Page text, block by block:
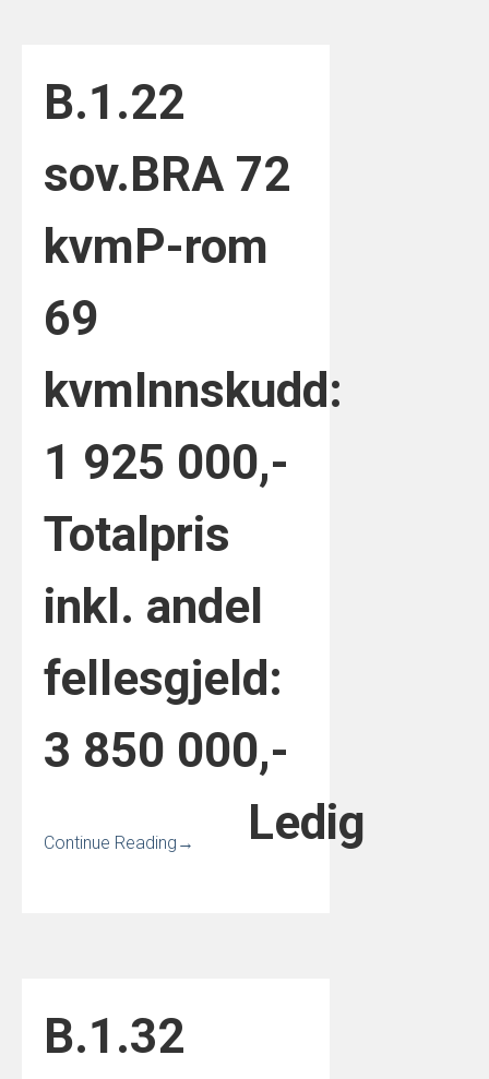
B.1.22
sov.BRA 72
kvmP-rom
69
kvmInnskudd:
1 925 000,-
Totalpris
inkl. andel
fellesgjeld:
3 850 000,-
Ledig
Continue Reading →
B.1.32